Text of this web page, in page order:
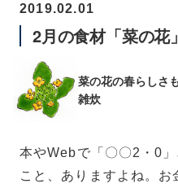
2019.02.01
2月の食材「菜の花」
菜の花の春らしさ
雑炊
本やWebで「〇〇2・0
こと、ありますよね。